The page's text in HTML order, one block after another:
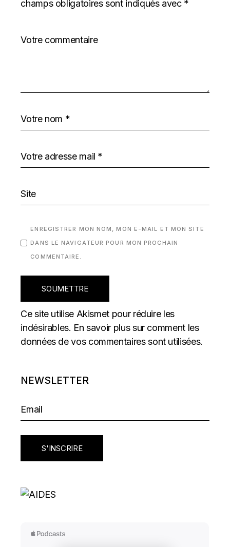
champs obligatoires sont indiqués avec *
ENREGISTRER MON NOM, MON E-MAIL ET MON SITE
DANS LE NAVIGATEUR POUR MON PROCHAIN
COMMENTAIRE.
SOUMETTRE
Ce site utilise Akismet pour réduire les
indésirables. En savoir plus sur comment les
données de vos commentaires sont utilisées.
NEWSLETTER
S'INSCRIRE